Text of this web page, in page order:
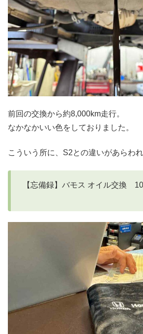
前回の交換から約8,000km走行。
なかなかいい色をしておりました。
こういう所に、S2との違いがあらわ
【忘備録】バモス オイル交換